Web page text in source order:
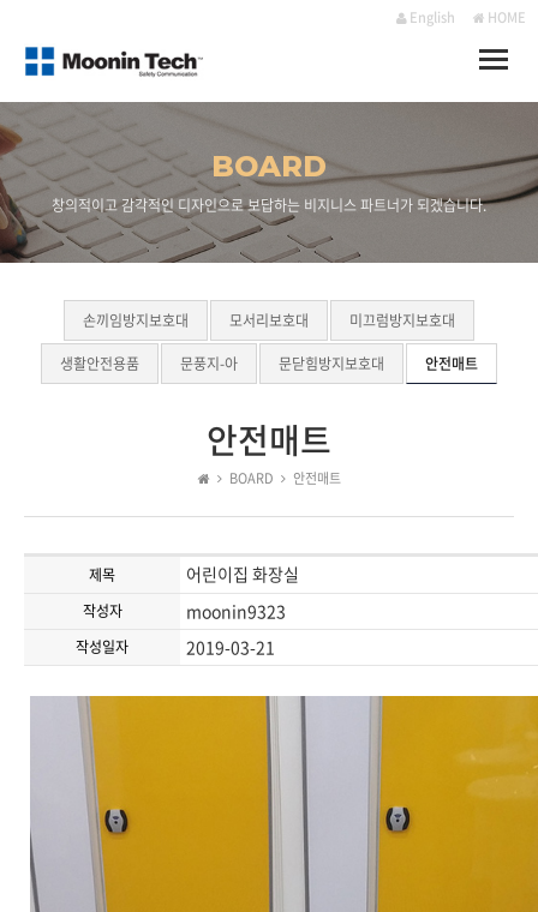
English HOME
Toggle
BOARD
창의적이고 감각적인 디자인으로 보답하는 비지니스 파트너가 되겠습니다.
손끼임방지보호대 모서리보호대
미끄럼방지보호대
생활안전용품
문풍지-아 문닫힘방지보호대 안전매트
안전매트
BOARD 안전매트
제목 어린이집 화장실
작성자 moonin9323
작성일자 2019-03-21